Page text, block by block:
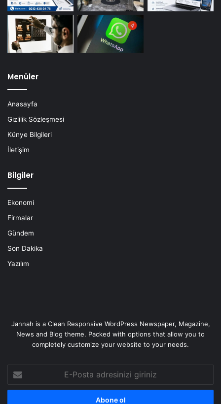
Menüler
Anasayfa
Gizlilik Sözleşmesi
Künye Bilgileri
İletişim
Bilgiler
Ekonomi
Firmalar
Gündem
Son Dakika
Yazılım
Jannah is a Clean Responsive WordPress Newspaper, Magazine,
News and Blog theme. Packed with options that allow you to
completely customize your website to your needs.
Posta
adresinizi